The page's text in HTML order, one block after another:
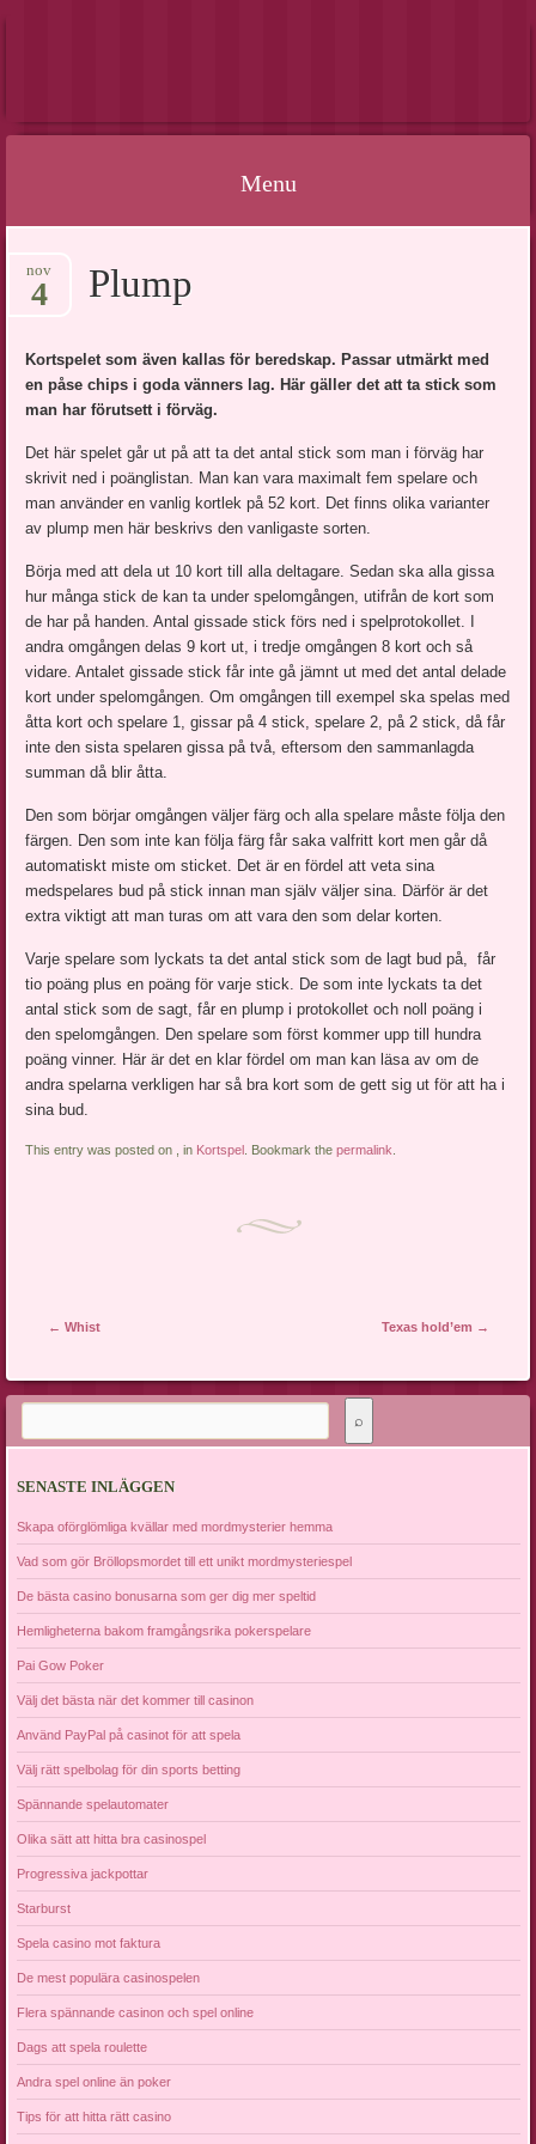
Menu
to
content
Plump
nov
4
Kortspelet som även kallas för beredskap. Passar utmärkt med
en påse chips i goda vänners lag. Här gäller det att ta stick som
man har förutsett i förväg.
Det här spelet går ut på att ta det antal stick som man i förväg har
skrivit ned i poänglistan. Man kan vara maximalt fem spelare och
man använder en vanlig kortlek på 52 kort. Det finns olika varianter
av plump men här beskrivs den vanligaste sorten.
Börja med att dela ut 10 kort till alla deltagare. Sedan ska alla gissa
hur många stick de kan ta under spelomgången, utifrån de kort som
de har på handen. Antal gissade stick förs ned i spelprotokollet. I
andra omgången delas 9 kort ut, i tredje omgången 8 kort och så
vidare. Antalet gissade stick får inte gå jämnt ut med det antal delade
kort under spelomgången. Om omgången till exempel ska spelas med
åtta kort och spelare 1, gissar på 4 stick, spelare 2, på 2 stick, då får
inte den sista spelaren gissa på två, eftersom den sammanlagda
summan då blir åtta.
Den som börjar omgången väljer färg och alla spelare måste följa den
färgen. Den som inte kan följa färg får saka valfritt kort men går då
automatiskt miste om sticket. Det är en fördel att veta sina
medspelares bud på stick innan man själv väljer sina. Därför är det
extra viktigt att man turas om att vara den som delar korten.
Varje spelare som lyckats ta det antal stick som de lagt bud på, får
tio poäng plus en poäng för varje stick. De som inte lyckats ta det
antal stick som de sagt, får en plump i protokollet och noll poäng i
den spelomgången. Den spelare som först kommer upp till hundra
poäng vinner. Här är det en klar fördel om man kan läsa av om de
andra spelarna verkligen har så bra kort som de gett sig ut för att ha i
sina bud.
This entry was posted on , in Kortspel . Bookmark thepermalink
Post navigation
← Whist Texas hold’em →
SENASTE INLÄGGEN
Skapa oförglömliga kvällar med mordmysterier hemma
Vad som gör Bröllopsmordet till ett unikt mordmysteriespel
De bästa casino bonusarna som ger dig mer speltid
Hemligheterna bakom framgångsrika pokerspelare
Pai Gow Poker
Välj det bästa när det kommer till casinon
Använd PayPal på casinot för att spela
Välj rätt spelbolag för din sports betting
Spännande spelautomater
Olika sätt att hitta bra casinospel
Progressiva jackpottar
Starburst
Spela casino mot faktura
De mest populära casinospelen
Flera spännande casinon och spel online
Dags att spela roulette
Andra spel online än poker
Tips för att hitta rätt casino